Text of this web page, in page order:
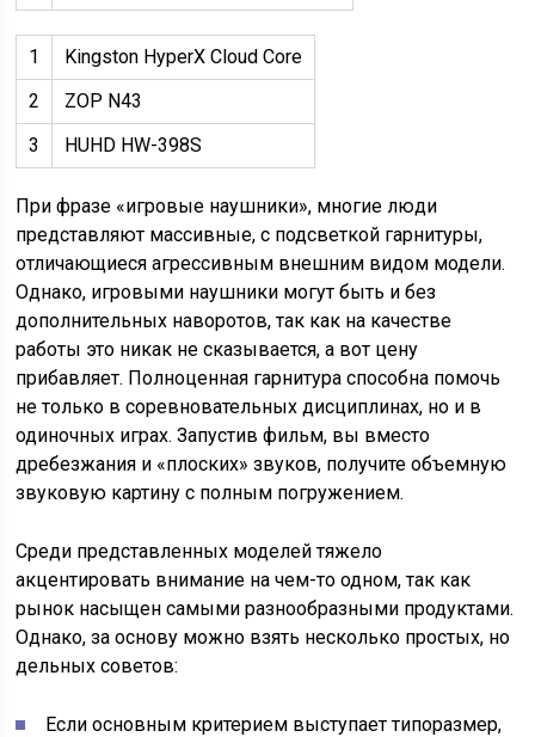
1
Kingston HyperX Cloud Core
2
ZOP N43
3
HUHD HW-398S
При фразе «игровые наушники», многие люди
представляют массивные, с подсветкой гарнитуры,
отличающиеся агрессивным внешним видом модели.
Однако, игровыми наушники могут быть и без
дополнительных наворотов, так как на качестве
работы это никак не сказывается, а вот цену
прибавляет. Полноценная гарнитура способна помочь
не только в соревновательных дисциплинах, но и в
одиночных играх. Запустив фильм, вы вместо
дребезжания и «плоских» звуков, получите объемную
звуковую картину с полным погружением.
Среди представленных моделей тяжело
акцентировать внимание на чем-то одном, так как
рынок насыщен самыми разнообразными продуктами.
Однако, за основу можно взять несколько простых, но
дельных советов:
Если основным критерием выступает типоразмер,